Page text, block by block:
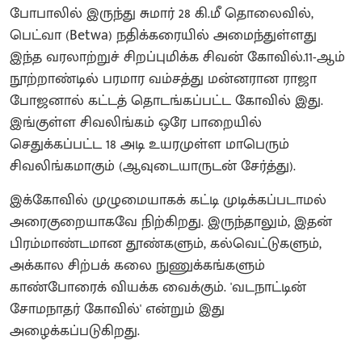
போபாலில் இருந்து சுமார் 28 கி.மீ தொலைவில்,
பெட்வா (Betwa) நதிக்கரையில் அமைந்துள்ளது
இந்த வரலாற்றுச் சிறப்புமிக்க சிவன் கோவில்.11-ஆம்
நூற்றாண்டில் பரமார வம்சத்து மன்னரான ராஜா
போஜனால் கட்டத் தொடங்கப்பட்ட கோவில் இது.
இங்குள்ள சிவலிங்கம் ஒரே பாறையில்
செதுக்கப்பட்ட 18 அடி உயரமுள்ள மாபெரும்
சிவலிங்கமாகும் (ஆவுடையாருடன் சேர்த்து).
இக்கோவில் முழுமையாகக் கட்டி முடிக்கப்படாமல்
அரைகுறையாகவே நிற்கிறது. இருந்தாலும், இதன்
பிரம்மாண்டமான தூண்களும், கல்வெட்டுகளும்,
அக்கால சிற்பக் கலை நுணுக்கங்களும்
காண்போரைக் வியக்க வைக்கும். 'வடநாட்டின்
சோமநாதர் கோவில்' என்றும் இது
அழைக்கப்படுகிறது.